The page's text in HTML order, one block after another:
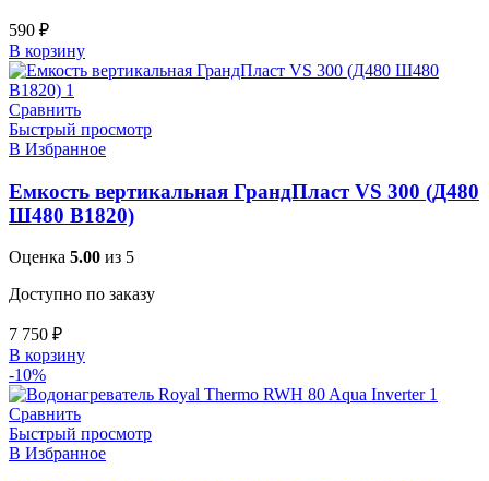
590 ₽
В корзину
Сравнить
Быстрый просмотр
В Избранное
Емкость вертикальная ГрандПласт VS 300 (Д480
Ш480 В1820)
Оценка 5.00 из 5
Доступно по заказу
7 750 ₽
В корзину
-10%
Сравнить
Быстрый просмотр
В Избранное